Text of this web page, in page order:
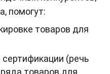
помогут:
товаров для
(речь
товаров для